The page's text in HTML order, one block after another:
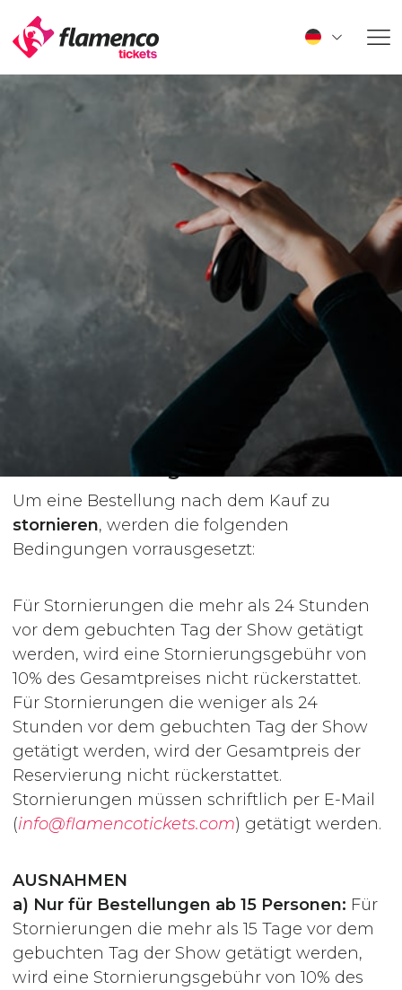
Rückerstattungen
Um eine Bestellung nach dem Kauf zu
stornieren, werden die folgenden
Bedingungen vorrausgesetzt:
Für Stornierungen die mehr als 24 Stunden
vor dem gebuchten Tag der Show getätigt
werden, wird eine Stornierungsgebühr von
10% des Gesamtpreises nicht rückerstattet.
Für Stornierungen die weniger als 24
Stunden vor dem gebuchten Tag der Show
getätigt werden, wird der Gesamtpreis der
Reservierung nicht rückerstattet.
Stornierungen müssen schriftlich per E-Mail
(info@flamencotickets.com) getätigt werden.
AUSNAHMEN
a) Nur für Bestellungen ab 15 Personen: Für
Stornierungen die mehr als 15 Tage vor dem
gebuchten Tag der Show getätigt werden,
wird eine Stornierungsgebühr von 10% des